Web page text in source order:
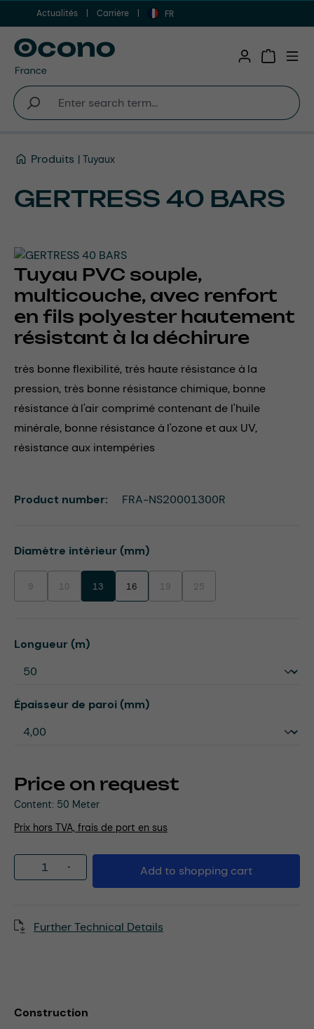
Aller au contenu principal
Actualités Carrière FR
Produits Tuyaux
GERTRESS 40 BARS
Tuyau PVC souple,
multicouche, avec renfort
en fils polyester hautement
résistant à la déchirure
très bonne flexibilité, très haute résistance à la
pression, très bonne résistance chimique, bonne
résistance à l'air comprimé contenant de l'huile
minérale, bonne résistance à l'ozone et aux UV,
résistance aux intempéries
Price on request
Content: 50 Meter
Prix hors TVA, frais de port en sus
Select
Diamètre intérieur (mm)
9(This option is currently unavailable.)
10(This option is currently unavailable.)
13 16 19(This option is currently unavailable.)
25(This option is currently
Select
Longueur (m)
Select
Épaisseur de paroi (mm)
Product Quantity: Enter the desired
Add to shopping cart
Product number: FRA-NS20001300R
Further Technical Details
Construction